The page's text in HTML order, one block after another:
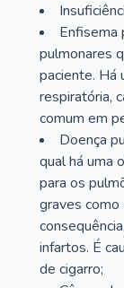
Enfisema
pulmonares
paciente. Há
respiratória,
comum em
Doença
qual há uma
para os
graves como
infartos. É
de cigarro;